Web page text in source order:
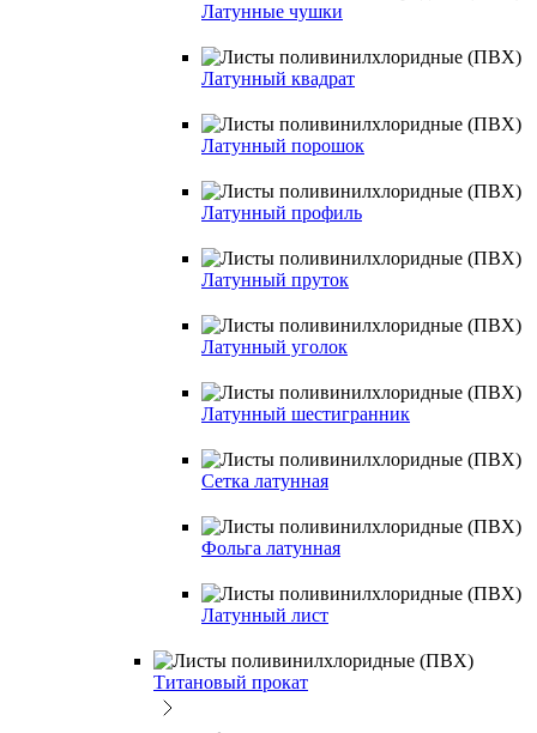
Латунные чушки
Латунный квадрат
Латунный порошок
Латунный профиль
Латунный пруток
Латунный уголок
Латунный шестигранник
Сетка латунная
Фольга латунная
Латунный лист
Титановый прокат